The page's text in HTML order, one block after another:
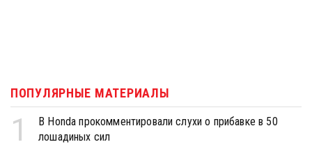
ПОПУЛЯРНЫЕ МАТЕРИАЛЫ
1
В Honda прокомментировали слухи о прибавке в 50
лошадиных сил